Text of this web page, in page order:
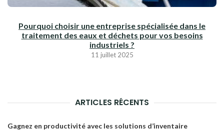
Pourquoi choisir une entreprise spécialisée dans le
traitement des eaux et déchets pour vos besoins
industriels ?
11 juillet 2025
ARTICLES RÉCENTS
Gagnez en productivité avec les solutions d’inventaire